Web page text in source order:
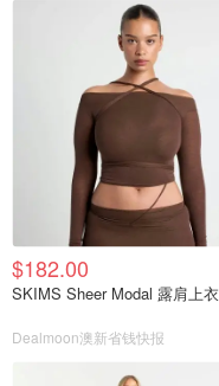
$182.00
SKIMS Sheer Modal 露肩上衣
Dealmoon澳新省钱快报